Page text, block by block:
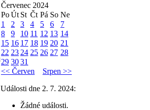
Červenec 2024
PoÚt St Čt Pá So Ne
1
2 3 4 5 6
7
8
9 10 11 12 13 14
15 16 17 18 19 20 21
22 23 24 25 26 27 28
29 3031
<< Červen
Srpen >>
Události dne 2. 7. 2024:
Žádné události.